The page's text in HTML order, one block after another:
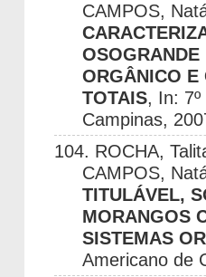
CAMPOS,
ORGÂNICO E
TOTAIS, In:
Campinas,
104. ROCHA,
CAMPOS,
TITULÁVEL,
MORANGOS
SISTEMAS
Americano de